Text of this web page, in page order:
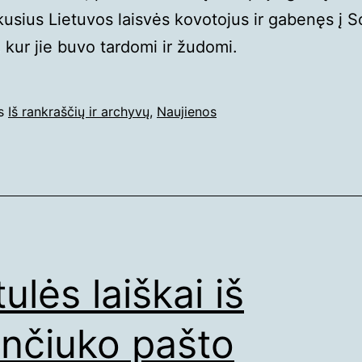
Lietuvos laisvės kovotojus ir gabenęs į
kur jie buvo tardomi ir žudomi.
Iš rankraščių ir archyvų, Naujienos
laiškai iš
pašto